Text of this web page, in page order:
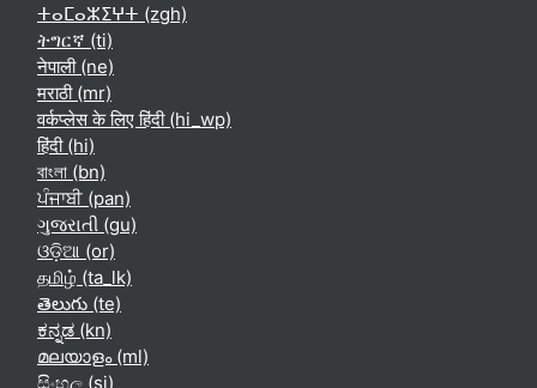
ⵜⴰⵎⴰⵣⵉⵖⵜ ‎(zgh)‎
ትግርኛ ‎(ti)‎
नेपाली ‎(ne)‎
मराठी ‎(mr)‎
वर्कप्लेस के लिए हिंदी ‎(hi_wp)‎
हिंदी ‎(hi)‎
বাংলা ‎(bn)‎
ਪੰਜਾਬੀ ‎(pan)‎
ગુજરાતી ‎(gu)‎
ଓଡ଼ିଆ ‎(or)‎
தமிழ் ‎(ta_lk)‎
తెలుగు ‎(te)‎
ಕನ್ನಡ ‎(kn)‎
മലയാളം ‎(ml)‎
සිංහල ‎(si)‎